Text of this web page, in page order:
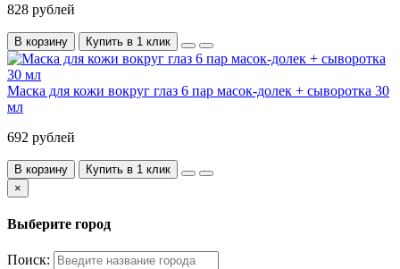
828 рублей
В корзину Купить в 1 клик
Маска для кожи вокруг глаз 6 пар масок-долек + сыворотка 30
мл
692 рублей
В корзину
Купить в 1 клик
×
Выберите город
Поиск: